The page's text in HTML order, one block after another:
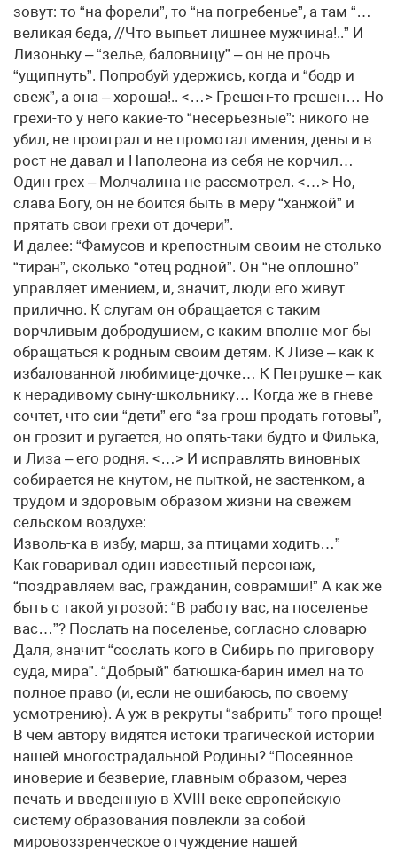
зовут: то “на форели”, то “на погребенье”, а там “…
великая беда, //Что выпьет лишнее мужчина!..” И
Лизоньку – “зелье, баловницу” – он не прочь
“ущипнуть”. Попробуй удержись, когда и “бодр и
свеж”, а она – хороша!.. <…> Грешен-то грешен… Но
грехи-то у него какие-то “несерьезные”: никого не
убил, не проиграл и не промотал имения, деньги в
рост не давал и Наполеона из себя не корчил…
Один грех – Молчалина не рассмотрел. <…> Но,
слава Богу, он не боится быть в меру “ханжой” и
прятать свои грехи от дочери”.
И далее: “Фамусов и крепостным своим не столько
“тиран”, сколько “отец родной”. Он “не оплошно”
управляет имением, и, значит, люди его живут
прилично. К слугам он обращается с таким
ворчливым добродушием, с каким вполне мог бы
обращаться к родным своим детям. К Лизе – как к
избалованной любимице-дочке… К Петрушке – как
к нерадивому сыну-школьнику… Когда же в гневе
сочтет, что сии “дети” его “за грош продать готовы”,
он грозит и ругается, но опять-таки будто и Филька,
и Лиза – его родня. <…> И исправлять виновных
собирается не кнутом, не пыткой, не застенком, а
трудом и здоровым образом жизни на свежем
сельском воздухе:
Изволь-ка в избу, марш, за птицами ходить…”
Как говаривал один известный персонаж,
“поздравляем вас, гражданин, соврамши!” А как же
быть с такой угрозой: “В работу вас, на поселенье
вас…”? Послать на поселенье, согласно словарю
Даля, значит “сослать кого в Сибирь по приговору
суда, мира”. “Добрый” батюшка-барин имел на то
полное право (и, если не ошибаюсь, по своему
усмотрению). А уж в рекруты “забрить” того проще!
В чем автору видятся истоки трагической истории
нашей многострадальной Родины? “Посеянное
иноверие и безверие, главным образом, через
печать и введенную в XVIII веке европейскую
систему образования повлекли за собой
мировоззренческое отчуждение нашей